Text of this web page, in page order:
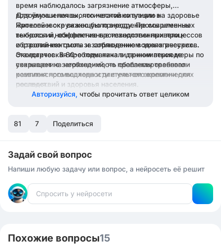
время наблюдалось загрязнение атмосферы,
водоёмов и почвы, что негативно влияло на здоровье
жителей и окружающую природу. Промышленные
выбросы и неэффективные технологии привели к
образованию смога и загрязнению водных ресурсов.
Для улучшения экологической ситуации в
Прокопьевске важно было внедрение современных
технологий, обновление производственных процессов
и строгий контроль за соблюдением экологических
стандартов. В 80-е годы начали приниматься меры по
сокращению загрязнений, но проблемы требовали
комплексного подхода и длительного времени для
решения.
Экологическая проблематика в данном периоде
указывает на необходимость сбалансированного
развития промышленности с учетом экологических
последствий и здоровья населения.
Авторизуйся, чтобы прочитать ответ целиком
81 7 Поделиться
Задай свой вопрос
Напиши любую задачу или вопрос, а нейросеть её решит
Похожие вопросы15